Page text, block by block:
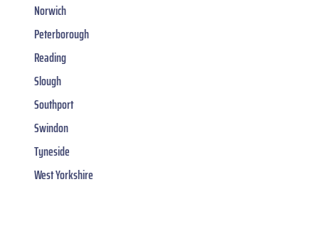
Norwich
Peterborough
Reading
Slough
Southport
Swindon
Tyneside
West Yorkshire